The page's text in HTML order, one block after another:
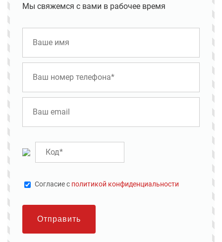
Мы свяжемся с вами в рабочее время
Cогласие с политикой конфиденциальности
Отправить